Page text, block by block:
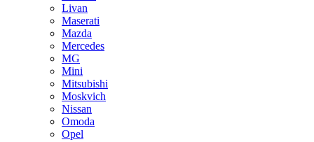
Livan
Maserati
Mazda
Mercedes
MG
Mini
Mitsubishi
Moskvich
Nissan
Omoda
Opel